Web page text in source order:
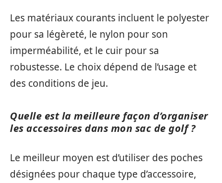
Les matériaux courants incluent le polyester
pour sa légèreté, le nylon pour son
imperméabilité, et le cuir pour sa
robustesse. Le choix dépend de l’usage et
des conditions de jeu.
Quelle est la meilleure façon d’organiser
les accessoires dans mon sac de golf ?
Le meilleur moyen est d’utiliser des poches
désignées pour chaque type d’accessoire,